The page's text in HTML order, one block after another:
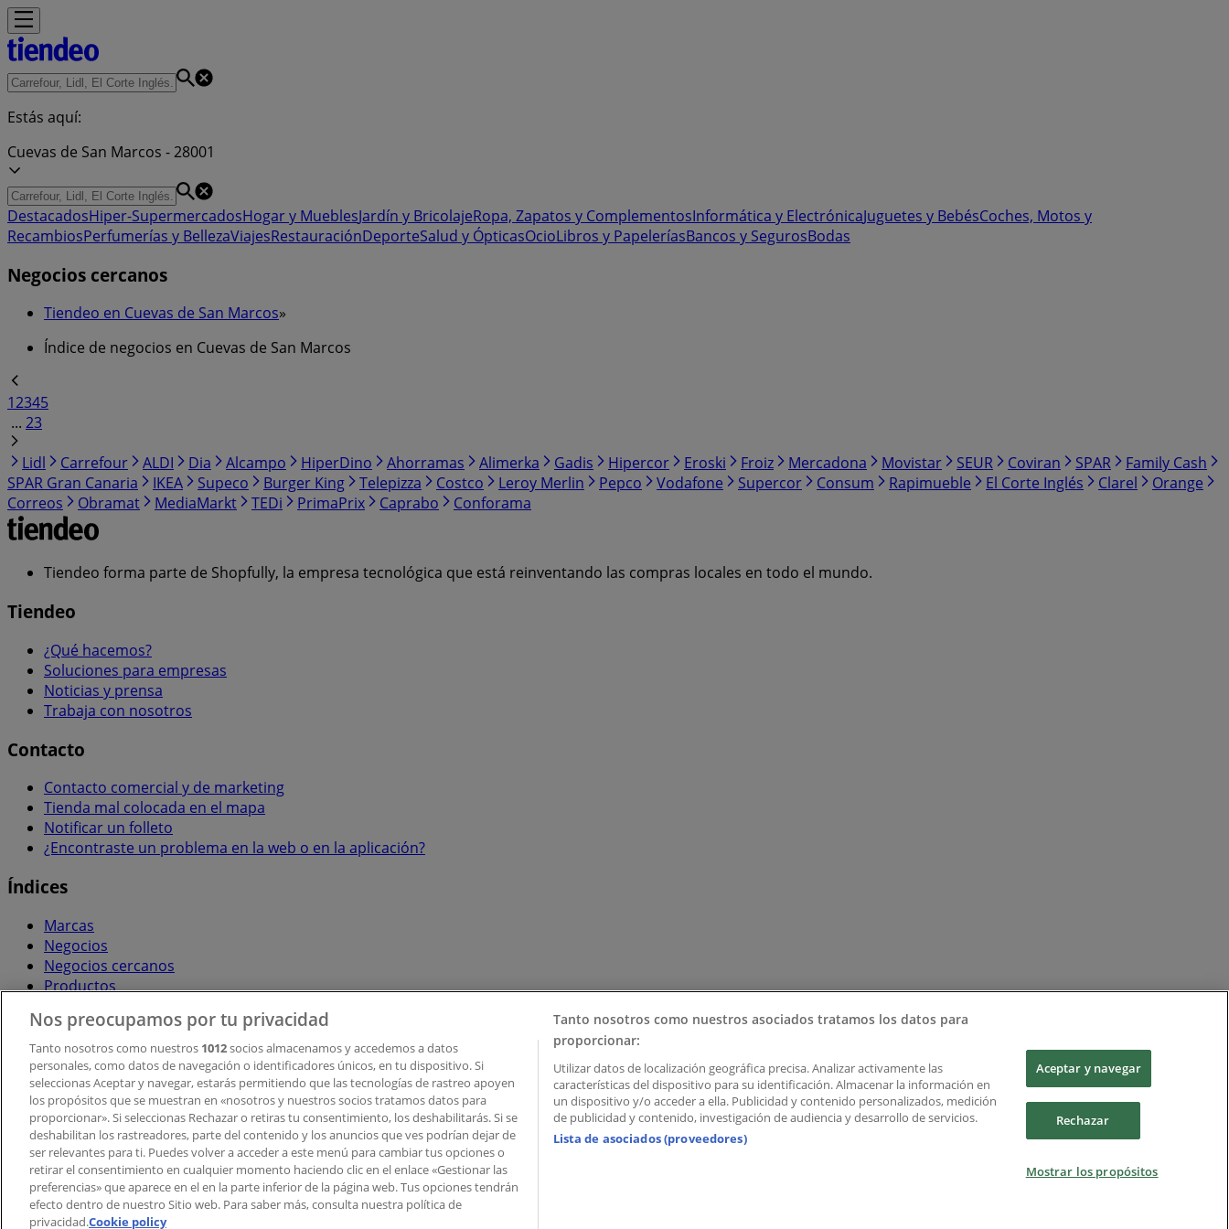
Estás aquí:
Cuevas de San Marcos - 28001
DestacadosHiper-SupermercadosHogar y MueblesJardín y BricolajeRopa, Zapatos y ComplementosInformática y ElectrónicaJuguetes y BebésCoches, Motos y
RecambiosPerfumerías y BellezaViajesRestauraciónDeporteSalud y ÓpticasOcioLibros y PapeleríasBancos y SegurosBodas
Negocios cercanos
Tiendeo en Cuevas de San Marcos»
Índice de negocios en Cuevas de San Marcos
12345
... 23
Lidl
Carrefour ALDI Dia Alcampo HiperDino Ahorramas Alimerka Gadis Hipercor Eroski Froiz Mercadona Movistar SEUR Coviran SPAR
Family Cash
SPAR Gran Canaria
IKEA Supeco Burger King Telepizza Costco Leroy Merlin Pepco Vodafone Supercor Consum Rapimueble El Corte Inglés Clarel
Orange
Correos
Obramat MediaMarkt TEDi PrimaPrix Caprabo Conforama
Tiendeo forma parte de Shopfully, la empresa tecnológica que está reinventando las compras locales en todo el mundo.
Tiendeo
¿Qué hacemos?
Soluciones para empresas
Noticias y prensa
Trabaja con nosotros
Contacto
Contacto comercial y de marketing
Tienda mal colocada en el mapa
Notificar un folleto
¿Encontraste un problema en la web o en la aplicación?
Índices
Marcas
Negocios
Negocios cercanos
Productos
Descargar la APP Tiendeo
Copyright © Tiendeo ® 2026 · Shopfully Marketing S.L.U. – Palau de Mar – 08039 Barcelona, Spain
Términos y condicionesPolítica de privacidad
Nos preocupamos por tu privacidad
Tanto nosotros como nuestros 1012socios almacenamos y accedemos a datos
personales, como datos de navegación o identificadores únicos, en tu dispositivo. Si
seleccionas Aceptar y navegar, estarás permitiendo que las tecnologías de rastreo apoyen
los propósitos que se muestran en «nosotros y nuestros socios tratamos datos para
proporcionar». Si seleccionas Rechazar o retiras tu consentimiento, los deshabilitarás. Si se
deshabilitan los rastreadores, parte del contenido y los anuncios que ves podrían dejar de
ser relevantes para ti. Puedes volver a acceder a este menú para cambiar tus opciones o
retirar el consentimiento en cualquier momento haciendo clic en el enlace «Gestionar las
preferencias» que aparece en el en la parte inferior de la página web. Tus opciones tendrán
efecto dentro de nuestro Sitio web. Para saber más, consulta nuestra política de
privacidad.Cookie policy
Tanto nosotros como nuestros asociados tratamos los datos para
proporcionar:
Utilizar datos de localización geográfica precisa. Analizar activamente las
características del dispositivo para su identificación. Almacenar la información en
un dispositivo y/o acceder a ella. Publicidad y contenido personalizados, medición
de publicidad y contenido, investigación de audiencia y desarrollo de servicios.
Lista de asociados (proveedores)
Aceptar y navegar
Rechazar
Mostrar los propósitos